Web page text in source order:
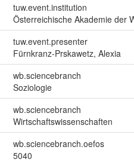
tuw.event.institution
Österreichische Akademie der
tuw.event.presenter
Fürnkranz-Prskawetz, Alexia
wb.sciencebranch
Soziologie
wb.sciencebranch
Wirtschaftswissenschaften
wb.sciencebranch.oefos
5040